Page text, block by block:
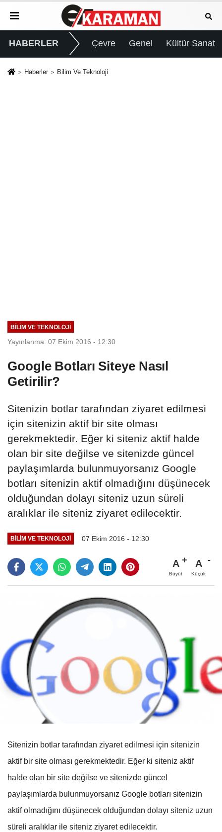
HABERLER Çevre Genel Kültür Sanat
Haberler Bilim Ve Teknoloji
BILIM VE TEKNOLOJI
Yayınlanma: 07 Ekim 2016 - 12:30
Google Botları Siteye Nasıl
Getirilir?
Sitenizin botlar tarafından ziyaret edilmesi
için sitenizin aktif bir site olması
gerekmektedir. Eğer ki siteniz aktif halde
olan bir site değilse ve sitenizde güncel
paylaşımlarda bulunmuyorsanız Google
botları sitenizin aktif olmadığını düşünecek
olduğundan dolayı siteniz uzun süreli
aralıklar ile siteniz ziyaret edilecektir.
BILIM VE TEKNOLOJI 07 Ekim 2016 - 12:30
A
Büyüt
A
Küçült
Sitenizin botlar tarafından ziyaret edilmesi için sitenizin
aktif bir site olması gerekmektedir. Eğer ki siteniz aktif
halde olan bir site değilse ve sitenizde güncel
paylaşımlarda bulunmuyorsanız Google botları sitenizin
aktif olmadığını düşünecek olduğundan dolayı siteniz uzun
süreli aralıklar ile siteniz ziyaret edilecektir.